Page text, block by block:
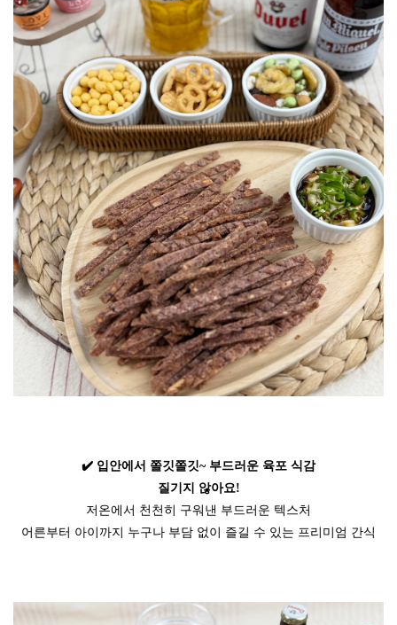
✔️ 입안에서 쫄깃쫄깃~ 부드러운 육포 식감
질기지 않아요!
저온에서 천천히 구워낸 부드러운 텍스처
어른부터 아이까지 누구나 부담 없이 즐길 수 있는 프리미엄 간식